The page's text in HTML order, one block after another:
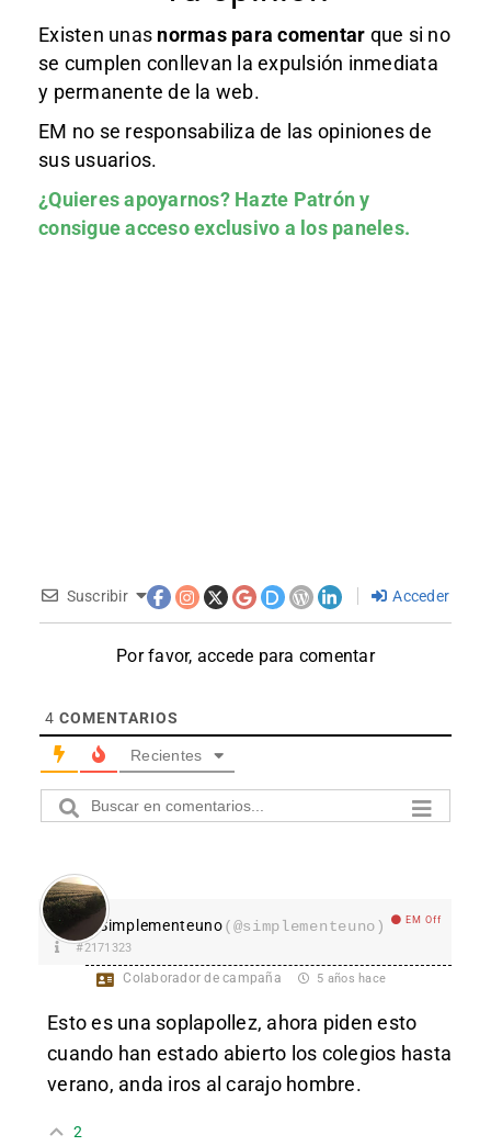
Existen unas normas para comentar que si no
se cumplen conllevan la expulsión inmediata
y permanente de la web.
EM no se responsabiliza de las opiniones de
sus usuarios.
¿Quieres apoyarnos? Hazte Patróny
consigue acceso exclusivo a los paneles.
Suscribir Acceder
Por favor, accede para comentar
4 COMENTARIOS
Recientes
Simplementeuno(@simplementeuno) EM Off
#2171323
Colaborador de campaña 5 años hace
Esto es una soplapollez, ahora piden esto
cuando han estado abierto los colegios hasta
verano, anda iros al carajo hombre.
2